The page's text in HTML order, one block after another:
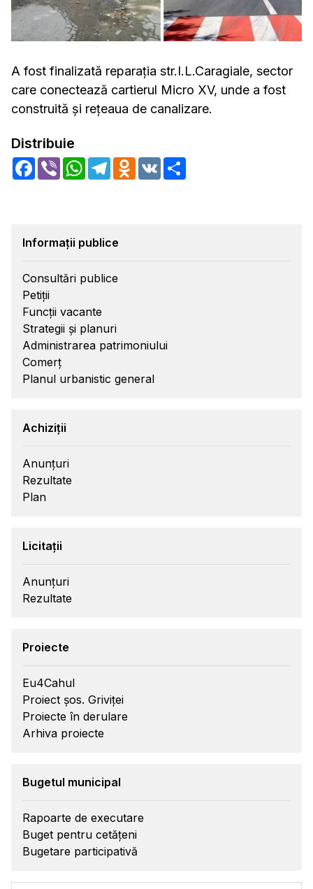
A fost finalizată reparația str.I.L.Caragiale, sector
care conectează cartierul Micro XV, unde a fost
construită și rețeaua de canalizare.
Distribuie
Facebook
Viber WhatsApp
TelegramOdnoklassniki
VK
Informații publice
Consultări publice
Petiții
Funcții vacante
Strategii și planuri
Administrarea patrimoniului
Comerț
Planul urbanistic general
Achiziții
Anunțuri
Rezultate
Plan
Licitații
Anunțuri
Rezultate
Proiecte
Eu4Cahul
Proiect șos. Griviței
Proiecte în derulare
Arhiva proiecte
Bugetul municipal
Rapoarte de executare
Buget pentru cetățeni
Bugetare participativă